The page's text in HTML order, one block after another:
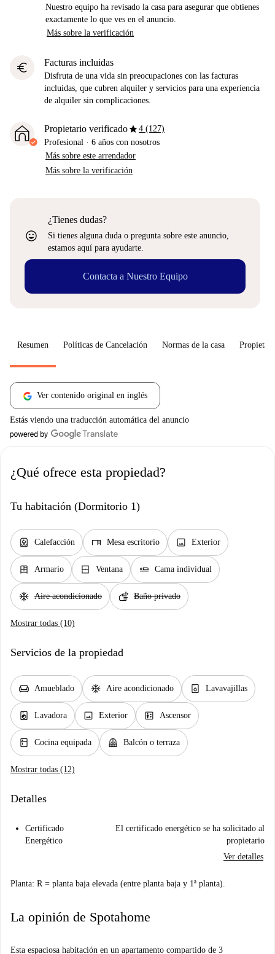
Nuestro equipo ha revisado la casa para asegurar que obtienes
exactamente lo que ves en el anuncio.
Más sobre la verificación
euro Facturas incluidas
Disfruta de una vida sin preocupaciones con las facturas
incluidas, que cubren alquiler y servicios para una experiencia
de alquiler sin complicaciones.
Propietario verificadostar4 (127)
Profesional · 6 años con nosotros
Más sobre este arrendador
Más sobre la verificación
sentiment_very_satisfied
¿Tienes dudas?
Si tienes alguna duda o pregunta sobre este anuncio,
estamos aquí para ayudarte.
Contacta a Nuestro Equipo
Resumen Políticas de Cancelación Normas de la casa
Ver contenido original en inglés
Estás viendo una traducción automática del anuncio
¿Qué ofrece esta propiedad?
Tu habitación (Dormitorio 1)
water_heater Calefacción desk Mesa escritorio image Exterior
dresser Armario window_closed Ventana airline_seat_flat Cama individual
ac_unit Aire acondicionado soap Baño privado
Mostrar todas (10)
Servicios de la propiedad
chair Amueblado ac_unit Aire acondicionado dishwasher_gen Lavavajillas
local_laundry_service Lavadora image Exterior elevator Ascensor
kitchen Cocina equipada balcony Balcón o terraza
Mostrar todas (12)
Detalles
Certificado
Energético
El certificado energético se ha solicitado al
propietario
Ver detalles
Planta: R = planta baja elevada (entre planta baja y 1ª planta).
La opinión de Spotahome
Esta espaciosa habitación en un apartamento compartido de 3